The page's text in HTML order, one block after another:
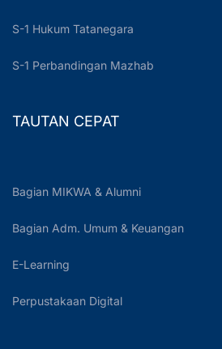
S-1 Hukum Tatanegara
S-1 Perbandingan Mazhab
TAUTAN CEPAT
Bagian MIKWA & Alumni
Bagian Adm. Umum & Keuangan
E-Learning
Perpustakaan Digital